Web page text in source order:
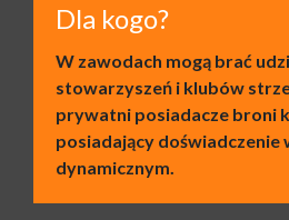
Dla kogo?
W zawodach mogą brać
stowarzyszeń i klubów
prywatni posiadacze broni
posiadający
dynamicznym.